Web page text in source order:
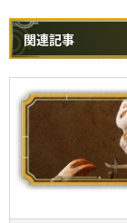
関連記事